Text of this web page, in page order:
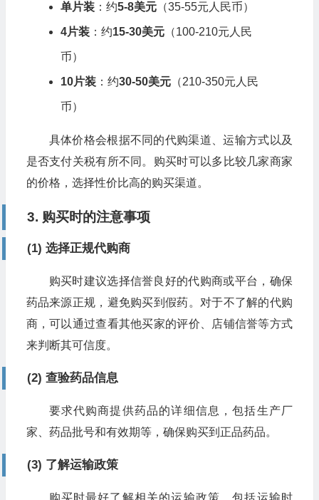
单片装：约5-8美元（35-55元人民币）
4片装：约15-30美元（100-210元人民
币）
10片装：约30-50美元（210-350元人民
币）
具体价格会根据不同的代购渠道、运输方式以及
是否支付关税有所不同。购买时可以多比较几家商家
的价格，选择性价比高的购买渠道。
3. 购买时的注意事项
(1) 选择正规代购商
购买时建议选择信誉良好的代购商或平台，确保
药品来源正规，避免购买到假药。对于不了解的代购
商，可以通过查看其他买家的评价、店铺信誉等方式
来判断其可信度。
(2) 查验药品信息
要求代购商提供药品的详细信息，包括生产厂
家、药品批号和有效期等，确保购买到正品药品。
(3) 了解运输政策
购买时最好了解相关的运输政策，包括运输时